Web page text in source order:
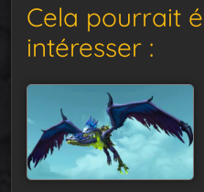
Cela pourrait
intéresser :